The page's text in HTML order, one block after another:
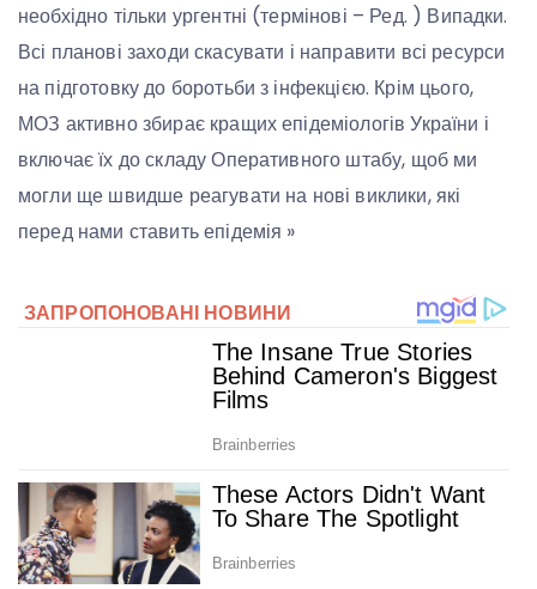
необхідно тільки ургентні (термінові – Ред. ) Випадки.
Всі планові заходи скасувати і направити всі ресурси
на підготовку до боротьби з інфекцією. Крім цього,
МОЗ активно збирає кращих епідеміологів України і
включає їх до складу Оперативного штабу, щоб ми
могли ще швидше реагувати на нові виклики, які
перед нами ставить епідемія »